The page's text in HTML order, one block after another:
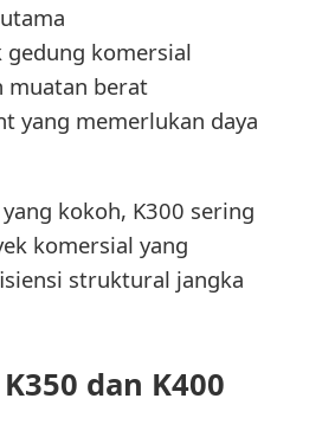
komersial
muatan berat
yang memerlukan daya
kokoh, K300 sering
komersial yang
struktural jangka
dan K400